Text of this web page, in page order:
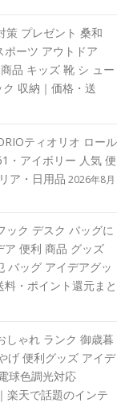
策 プレゼント 桑和
ポーツ アウトドア
品 キッズ 靴 シ ュー
収納｜価格・送
ティオリオ ロール
・アイボリー 人気 便
ア・日用品 2026年8月
ック デスク バッグに
ア 便利 商品 グッズ
バッグ アイデアグッ
・ポイント還元まと
しゃれ ランク 御歳暮
げ 便利グッズ アイデ
球色調光対応
楽天で話題のインテ